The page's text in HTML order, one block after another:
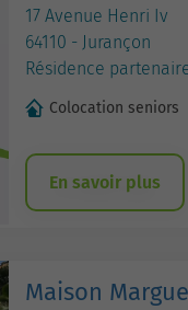
17 Avenue Henri Iv
64110 - Jurançon
Résidence
Colocation seniors
En savoir plus
Maison